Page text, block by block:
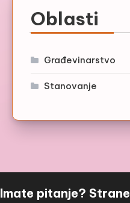
Oblasti
Građevinarstvo
Stanovanje
Imate pitanje? Strane